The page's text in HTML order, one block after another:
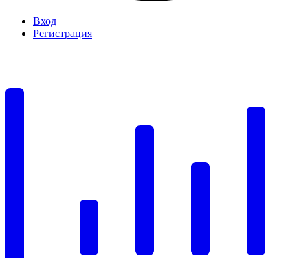
Вход
Регистрация